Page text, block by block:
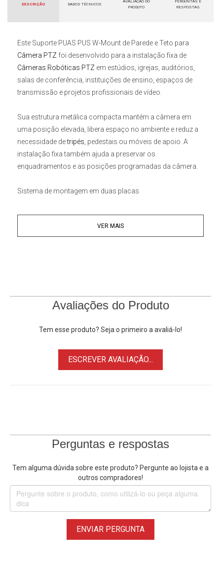
DESCRIÇÃO DADOS TÉCNICOS
AVALIAÇÃO DO
PRODUTO
PERGUNTAS E
RESPOSTAS
Este Suporte PUAS PUS W-Mount de Parede e Teto para
Câmera PTZ foi desenvolvido para a instalação fixa de
Câmeras Robóticas PTZ em estúdios, igrejas, auditórios,
salas de conferência, instituições de ensino, espaços de
transmissão e projetos profissionais de vídeo.
Sua estrutura metálica compacta mantém a câmera em
uma posição elevada, libera espaço no ambiente e reduz a
necessidade detripés, pedestais ou móveis de apoio. A
instalação fixa também ajuda a preservar os
enquadramentos e as posições programadas da câmera.
Sistema de montagem em duas placas
composto por duas placas metálicas com diversos
orifícios e pontos de encaixe. Uma placa é fixada na parede
furos, as roscas e as dimensões sejam compatíveis.
Aplicações recomendadas
• Produções de live streaming
• Igrejas, auditórios e teatros
Como instalar
• Fixe uma placa na parede ou no teto
• Prenda a segunda placa na câmera
• Una as placas pelos encaixes laterais
• Organize os cabos e teste a câmera
Utilize parafusos e buchas adequados ao tipo de superfície
VER MAIS
Avaliações do Produto
Tem esse produto? Seja o primeiro a avaliá-lo!
ESCREVER AVALIAÇÃO...
Perguntas e respostas
Tem alguma dúvida sobre este produto? Pergunte ao lojista e a
outros compradores!
ENVIAR PERGUNTA